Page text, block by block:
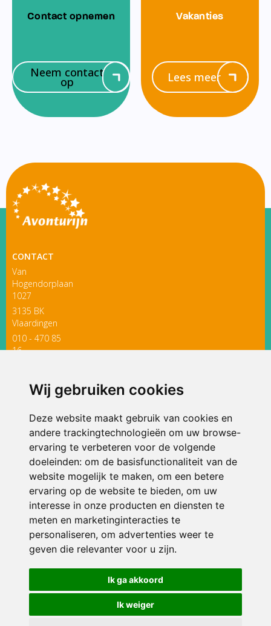
Wij gebruiken cookies
Deze website maakt gebruik van cookies en
andere trackingtechnologieën om uw browse-
ervaring te verbeteren voor de volgende
doeleinden: om de basisfunctionaliteit van de
website mogelijk te maken, om een betere
ervaring op de website te bieden, om uw
interesse in onze producten en diensten te
meten en marketinginteracties te
personaliseren, om advertenties weer te
geven die relevanter voor u zijn.
Ik ga akkoord
Ik weiger
Contact opnemen
Neem contact
op
Vakanties
Lees meer
CONTACT
Van
Hogendorplaan
1027
3135 BK
Vlaardingen
010 - 470 85
16
ONDERDEEL VAN
© 2026 Avonturijn | Alle rechten voorbehouden
Privacy policy|Disclaimer| Klachtenregeling|RSIN en Anbi
voorkeuren
Crealisatie The MindOffice